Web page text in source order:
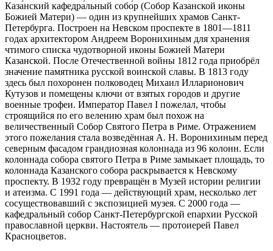
Каза́нский кафедра́льный собо́р (Собор Казанской иконы
Божией Матери) — один из крупнейших храмов Санкт-
Петербурга. Построен на Невском проспекте в 1801—1811
годах архитектором Андреем Воронихиным для хранения
чтимого списка чудотворной иконы Божией Матери
Казанской. После Отечественной войны 1812 года приобрёл
значение памятника русской воинской славы. В 1813 году
здесь был похоронен полководец Михаил Илларионович
Кутузов и помещены ключи от взятых городов и другие
военные трофеи. Император Павел I пожелал, чтобы
строящийся по его велению храм был похож на
величественный Собор Святого Петра в Риме. Отражением
этого пожелания стала возведённая А. Н. Воронихиным перед
северным фасадом грандиозная колоннада из 96 колонн. Если
колоннада собора святого Петра в Риме замыкает площадь, то
колоннада Казанского собора раскрывается к Невскому
проспекту. В 1932 году превращён в Музей истории религии
и атеизма. С 1991 года — действующий храм, несколько лет
сосуществовавший с экспозицией музея. С 2000 года —
кафедральный собор Санкт-Петербургской епархии Русской
православной церкви. Настоятель — протоиерей Павел
Красноцветов.